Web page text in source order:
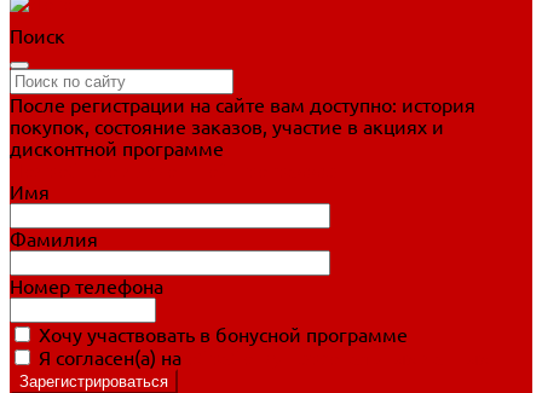
Поиск
После регистрации на сайте вам доступно: история
покупок, состояние заказов, участие в акциях и
дисконтной программе
Имя
Фамилия
Номер телефона
Хочу участвовать в бонусной программе
Я согласен(а) на